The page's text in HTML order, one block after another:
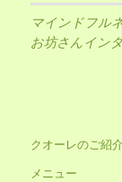
マインドフル
お坊さんイン
クオーレのご紹介
メニュー